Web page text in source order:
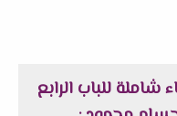
شاملة للباب الرابع